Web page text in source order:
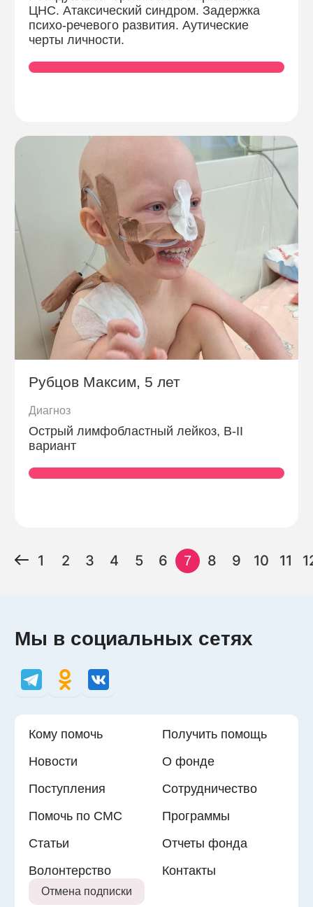
ЦНС. Атаксический синдром. Задержка
психо-речевого развития. Аутические
черты личности.
Рубцов Максим, 5 лет
Диагноз
Острый лимфобластный лейкоз, В-II
вариант
1 2 3 4 5 6 7 8 9 10 11
Мы в социальных сетях
Кому помочь
Получить помощь
Новости
О фонде
Поступления
Сотрудничество
Помочь по СМС
Программы
Статьи
Отчеты фонда
Волонтерство
Контакты
Отмена подписки